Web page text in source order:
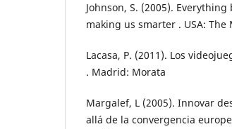
Johnson, S. (2005).
making us smarter . USA: The
Lacasa, P. (2011). Los
. Madrid: Morata
Margalef, L (2005). Innovar
allá de la convergencia